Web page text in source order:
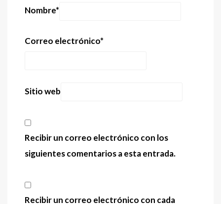
Nombre*
Correo electrónico*
Sitio web
Recibir un correo electrónico con los
siguientes comentarios a esta entrada.
Recibir un correo electrónico con cada